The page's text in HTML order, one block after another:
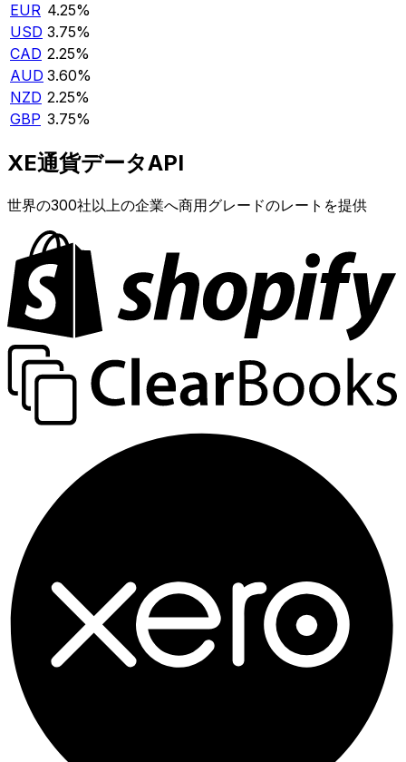
EUR 4.25%
USD 3.75%
CAD 2.25%
AUD 3.60%
NZD 2.25%
GBP 3.75%
XE通貨データAPI
世界の300社以上の企業へ商用グレードのレートを提供